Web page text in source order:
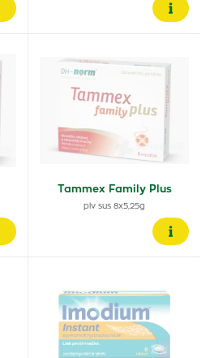
Tammex Family Plus
plv sus 8x5,25g